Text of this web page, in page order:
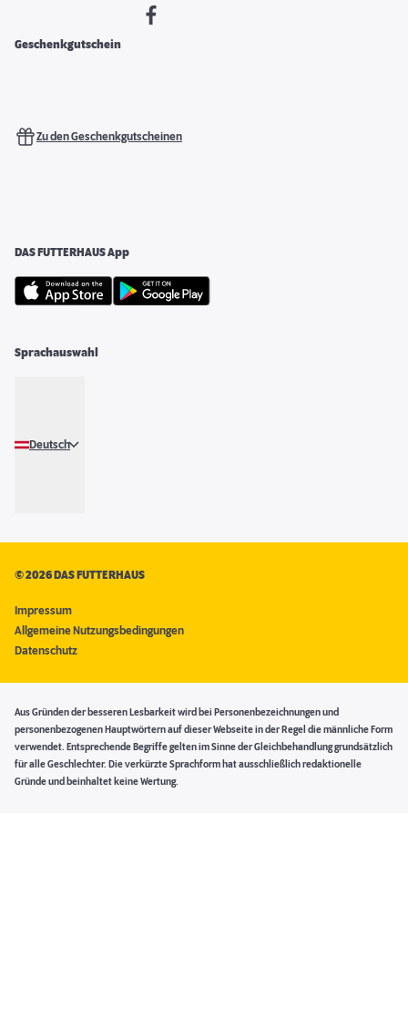
Geschenkgutschein
Zu den Geschenkgutscheinen
DAS FUTTERHAUS App
Sprachauswahl
Deutsch
©2026 DAS FUTTERHAUS
Impressum
Allgemeine Nutzungsbedingungen
Datenschutz
Aus Gründen der besseren Lesbarkeit wird bei Personenbezeichnungen und
personenbezogenen Hauptwörtern auf dieser Webseite in der Regel die männliche Form
verwendet. Entsprechende Begriffe gelten im Sinne der Gleichbehandlung grundsätzlich
für alle Geschlechter. Die verkürzte Sprachform hat ausschließlich redaktionelle
Gründe und beinhaltet keine Wertung.